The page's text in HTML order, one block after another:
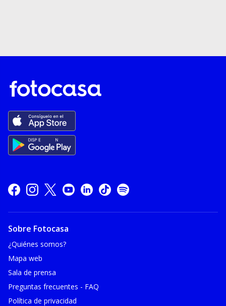
Sobre Fotocasa
¿Quiénes somos?
Mapa web
Sala de prensa
Preguntas frecuentes - FAQ
Política de privacidad